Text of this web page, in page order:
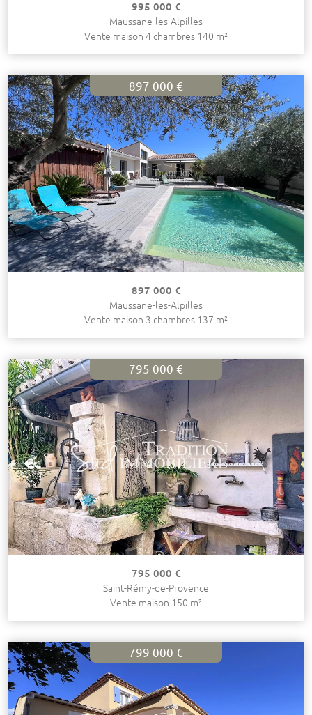
995 000 €
Maussane-les-Alpilles
Vente maison 4 chambres 140 m²
897 000 €
897 000 €
Maussane-les-Alpilles
Vente maison 3 chambres 137 m²
795 000 €
795 000 €
Saint-Rémy-de-Provence
Vente maison 150 m²
799 000 €